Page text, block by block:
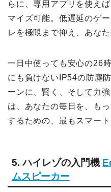
らに、専用アプリを使え
マイズ可能。低遅延のゲ
レを極限まで抑え、あな
一日中使っても安心の26
にも負けないIP54の防塵
ーンに、賢く、そして力
は、あなたの毎日を、も
するための、最もスマート
5. ハイレゾの入門機
ムスピーカー